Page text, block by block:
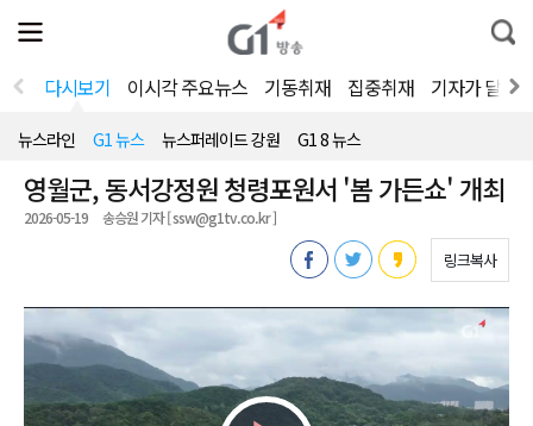
전
체
뉴
열
통
합
색
다시보기 이시각 주요뉴스 기동취재 집중취재 기자가 달려
뉴스라인 G1 뉴스 뉴스퍼레이드 강원 G1 8 뉴스
영월군, 동서강정원 청령포원서 '봄 가든쇼' 개최
2026-05-19 송승원 기자 [ ssw@g1tv.co.kr ]
링크복사